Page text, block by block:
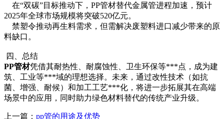
在“双碳”目标推动下，PP管材替代金属管进程加速，预计
2025年全球市场规模将突破520亿元。
禁塑令推动再生料需求，但需解决废塑料进口减少带来的原
料缺口。
四、总结
PP管材凭借其耐热性、耐腐蚀性、卫生环保等***点，成为建
筑、工业等***域的理想选择。未来，通过改性技术（如抗
菌、增强、耐候）和加工工艺***化，将进一步拓展其在高端
场景中的应用，同时助力绿色材料替代的传统产业升级。
上一篇： pp管的用途及优势